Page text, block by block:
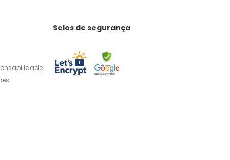
Selos de segurança